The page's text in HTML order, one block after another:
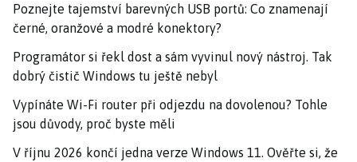
Poznejte tajemství barevných USB portů: Co znamenají
černé, oranžové a modré konektory?
Programátor si řekl dost a sám vyvinul nový nástroj. Tak
dobrý čistič Windows tu ještě nebyl
Vypínáte Wi-Fi router při odjezdu na dovolenou? Tohle
jsou důvody, proč byste měli
V říjnu 2026 končí jedna verze Windows 11. Ověřte si, že